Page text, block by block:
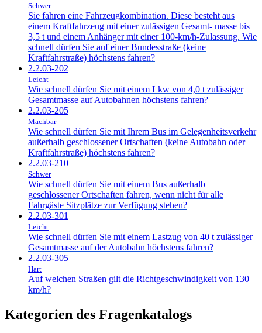
Schwer
Sie fahren eine Fahrzeugkombination. Diese besteht aus
einem Kraftfahrzeug mit einer zulässigen Gesamt- masse bis
3,5 t und einem Anhänger mit einer 100-km/h-Zulassung. Wie
schnell dürfen Sie auf einer Bundesstraße (keine
Kraftfahrstraße) höchstens fahren?
2.2.03-202
Leicht
Wie schnell dürfen Sie mit einem Lkw von 4,0 t zulässiger
Gesamtmasse auf Autobahnen höchstens fahren?
2.2.03-205
Machbar
Wie schnell dürfen Sie mit Ihrem Bus im Gelegenheitsverkehr
außerhalb geschlossener Ortschaften (keine Autobahn oder
Kraftfahrstraße) höchstens fahren?
2.2.03-210
Schwer
Wie schnell dürfen Sie mit einem Bus außerhalb
geschlossener Ortschaften fahren, wenn nicht für alle
Fahrgäste Sitzplätze zur Verfügung stehen?
2.2.03-301
Leicht
Wie schnell dürfen Sie mit einem Lastzug von 40 t zulässiger
Gesamtmasse auf der Autobahn höchstens fahren?
2.2.03-305
Hart
Auf welchen Straßen gilt die Richtgeschwindigkeit von 130
km/h?
Kategorien des Fragenkatalogs